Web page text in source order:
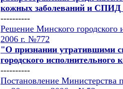
кожных заболеваний и СПИД
----------
Решение Минского городского
2006 г. №772
"О признании утратившими
городского исполнительного
----------
Постановление Министерства